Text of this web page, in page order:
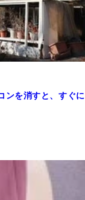
を消すと、すぐに